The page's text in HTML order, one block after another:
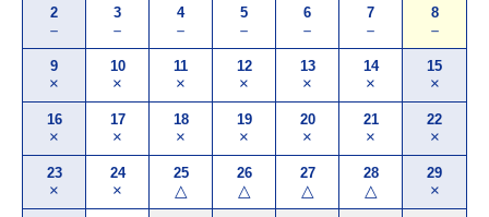
2
－
3
－
4
－
5
－
6
－
7
－
8
－
9
×
10
×
11
×
12
×
13
×
14
×
15
×
16
×
17
×
18
×
19
×
20
×
21
×
22
×
23
×
24
×
25
△
26
△
27
△
28
△
29
×